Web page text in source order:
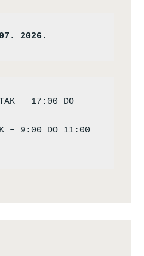
2026.
– 17:00 DO
– 9:00 DO 11:00